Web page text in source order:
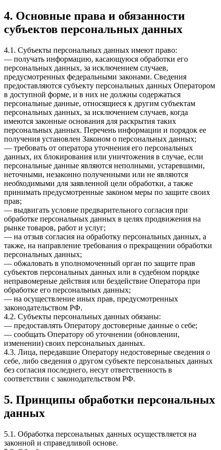
4. Основные права и обязанности
субъектов персональных данных
4.1. Субъекты персональных данных имеют право:
— получать информацию, касающуюся обработки его
персональных данных, за исключением случаев,
предусмотренных федеральными законами. Сведения
предоставляются субъекту персональных данных Оператором
в доступной форме, и в них не должны содержаться
персональные данные, относящиеся к другим субъектам
персональных данных, за исключением случаев, когда
имеются законные основания для раскрытия таких
персональных данных. Перечень информации и порядок ее
получения установлен Законом о персональных данных;
— требовать от оператора уточнения его персональных
данных, их блокирования или уничтожения в случае, если
персональные данные являются неполными, устаревшими,
неточными, незаконно полученными или не являются
необходимыми для заявленной цели обработки, а также
принимать предусмотренные законом меры по защите своих
прав;
— выдвигать условие предварительного согласия при
обработке персональных данных в целях продвижения на
рынке товаров, работ и услуг;
— на отзыв согласия на обработку персональных данных, а
также, на направление требования о прекращении обработки
персональных данных;
— обжаловать в уполномоченный орган по защите прав
субъектов персональных данных или в судебном порядке
неправомерные действия или бездействие Оператора при
обработке его персональных данных;
— на осуществление иных прав, предусмотренных
законодательством РФ.
4.2. Субъекты персональных данных обязаны:
— предоставлять Оператору достоверные данные о себе;
— сообщать Оператору об уточнении (обновлении,
изменении) своих персональных данных.
4.3. Лица, передавшие Оператору недостоверные сведения о
себе, либо сведения о другом субъекте персональных данных
без согласия последнего, несут ответственность в
соответствии с законодательством РФ.
5. Принципы обработки персональных
данных
5.1. Обработка персональных данных осуществляется на
законной и справедливой основе.